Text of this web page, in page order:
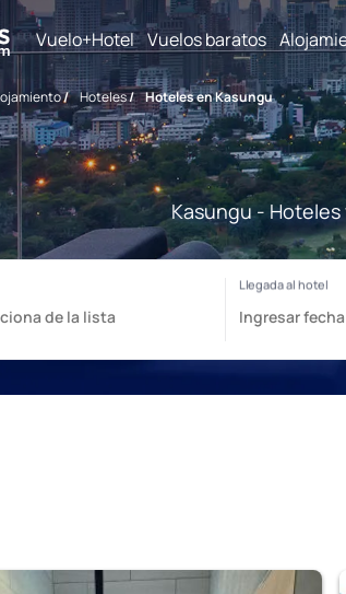
Vuelo+Hotel Vuelos baratos
/ Hoteles/ Hoteles en Kasungu
Kasungu -